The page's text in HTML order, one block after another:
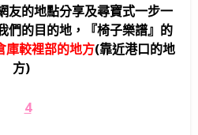
友的地點分享及尋寶式一步一
們的目的地，『椅子樂譜』的
庫較裡部的地方(靠近港口的地
方)